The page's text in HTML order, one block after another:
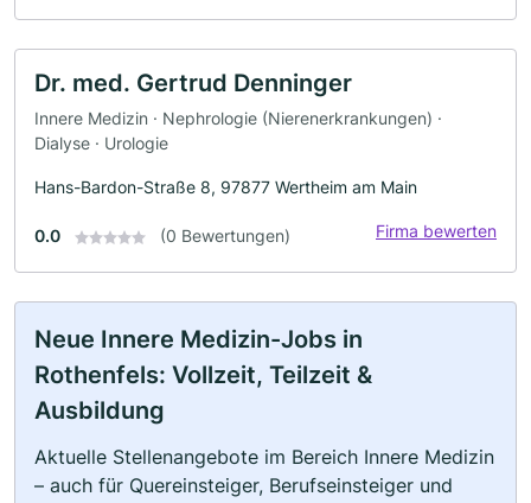
Dr. med. Gertrud Denninger
Innere Medizin · Nephrologie (Nierenerkrankungen) ·
Dialyse · Urologie
Hans-Bardon-Straße 8, 97877 Wertheim am Main
0.0 (0 Bewertungen) Firma bewerten
Neue Innere Medizin-Jobs in
Rothenfels: Vollzeit, Teilzeit &
Ausbildung
Aktuelle Stellenangebote im Bereich Innere Medizin
– auch für Quereinsteiger, Berufseinsteiger und